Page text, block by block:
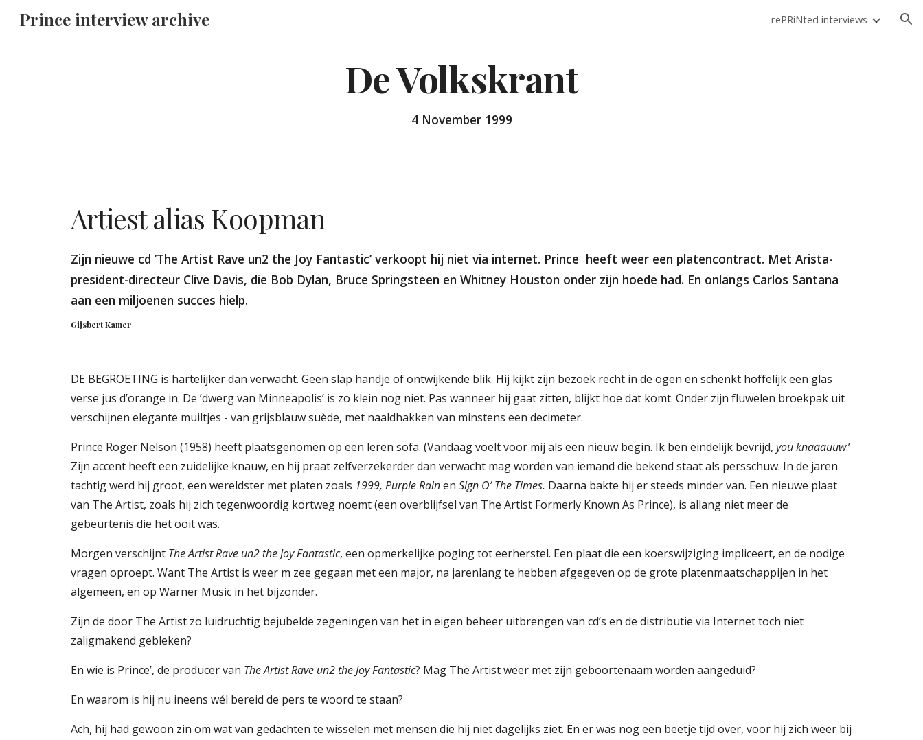
Prince interview archive rePRiNted interviews
De Volkskrant
4 November 1999
Artiest alias Koopman
Zijn nieuwe cd ’The Artist Rave un2 the Joy Fantastic’ verkoopt hij niet via internet. Prince  heeft weer een platencontract. Met Arista-
president-directeur Clive Davis, die Bob Dylan, Bruce Springsteen en Whitney Houston onder zijn hoede had. En onlangs Carlos Santana
aan een miljoenen succes hielp.
Gijsbert Kamer
DE BEGROETING is hartelijker dan verwacht. Geen slap handje of ontwijkende blik. Hij kijkt zijn bezoek recht in de ogen en schenkt hoffelijk een glas
verse jus d’orange in. De ’dwerg van Minneapolis’ is zo klein nog niet. Pas wanneer hij gaat zitten, blijkt hoe dat komt. Onder zijn fluwelen broekpak uit
verschijnen elegante muiltjes - van grijsblauw suède, met naaldhakken van minstens een decimeter.
Prince Roger Nelson (1958) heeft plaatsgenomen op een leren sofa. (Vandaag voelt voor mij als een nieuw begin. Ik ben eindelijk bevrijd, you knaaauuw.’
Zijn accent heeft een zuidelijke knauw, en hij praat zelfverzekerder dan verwacht mag worden van iemand die bekend staat als persschuw. In de jaren
tachtig werd hij groot, een wereldster met platen zoals 1999, Purple Rain en Sign O’ The Times. Daarna bakte hij er steeds minder van. Een nieuwe plaat
van The Artist, zoals hij zich tegenwoordig kortweg noemt (een overblijfsel van The Artist Formerly Known As Prince), is allang niet meer de
gebeurtenis die het ooit was.
Morgen verschijnt The Artist Rave un2 the Joy Fantastic, een opmerkelijke poging tot eerherstel. Een plaat die een koerswijziging impliceert, en de nodige
vragen oproept. Want The Artist is weer m zee gegaan met een major, na jarenlang te hebben afgegeven op de grote platenmaatschappijen in het
algemeen, en op Warner Music in het bijzonder.
Zijn de door The Artist zo luidruchtig bejubelde zegeningen van het in eigen beheer uitbrengen van cd’s en de distributie via Internet toch niet
zaligmakend gebleken?
En wie is Prince’, de producer van The Artist Rave un2 the Joy Fantastic? Mag The Artist weer met zijn geboortenaam worden aangeduid?
En waarom is hij nu ineens wél bereid de pers te woord te staan?
Ach, hij had gewoon zin om wat van gedachten te wisselen met mensen die hij niet dagelijks ziet. En er was nog een beetje tijd over, voor hij zich weer bij